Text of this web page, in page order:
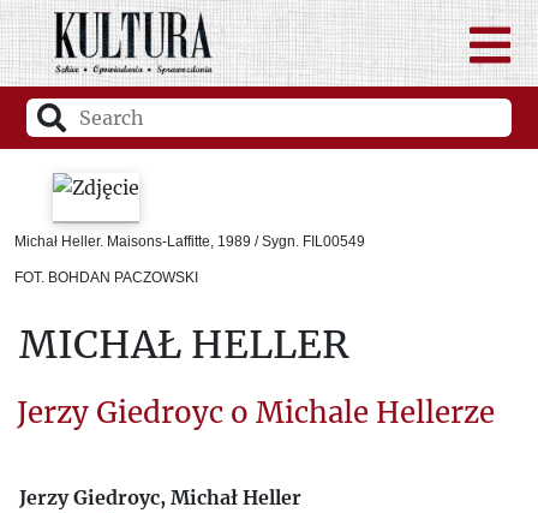
Michał Heller. Maisons-Laffitte, 1989 / Sygn. FIL00549
FOT. BOHDAN PACZOWSKI
MICHAŁ HELLER
Jerzy Giedroyc o Michale Hellerze
Jerzy Giedroyc, Michał Heller